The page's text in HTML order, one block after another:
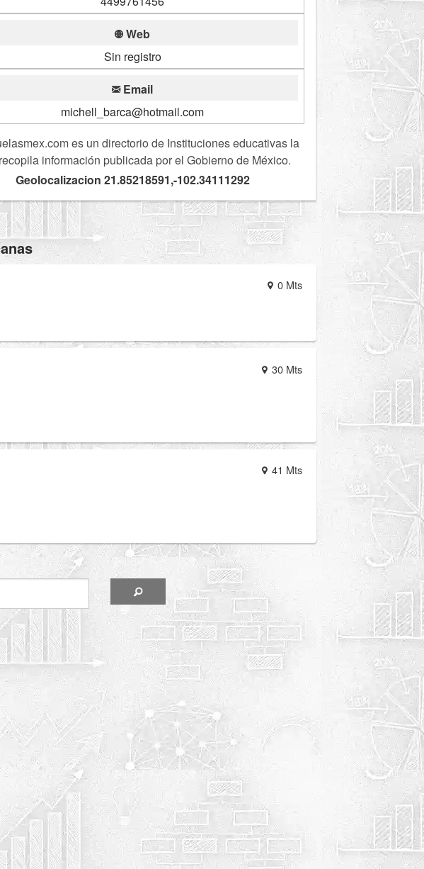
Web
Sin registro
Email
michell_barca@hotmail.com
es un directorio de Instituciones educativas la
información publicada por el Gobierno de México.
Geolocalizacion 21.85218591,-102.34111292
0 Mts
30 Mts
41 Mts